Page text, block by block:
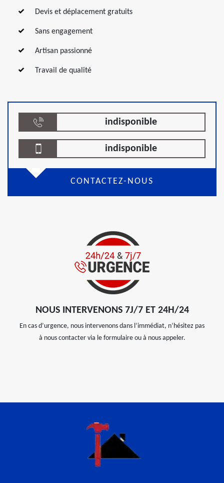
Devis et déplacement gratuits
Sans engagement
Artisan passionné
Travail de qualité
indisponible
indisponible
CONTACTEZ-NOUS
NOUS INTERVENONS 7J/7 ET 24H/24
En cas d’urgence, nous intervenons dans l’immédiat, n’hésitez pas
à nous contacter via le formulaire ou à nous appeler.